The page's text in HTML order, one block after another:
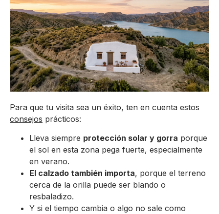
Para que tu visita sea un éxito, ten en cuenta estos
consejos prácticos:
Lleva siempre protección solar y gorra porque
el sol en esta zona pega fuerte, especialmente
en verano.
El calzado también importa, porque el terreno
cerca de la orilla puede ser blando o
resbaladizo.
Y si el tiempo cambia o algo no sale como